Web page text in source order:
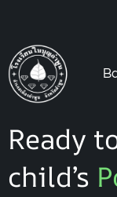
Ready
child’s